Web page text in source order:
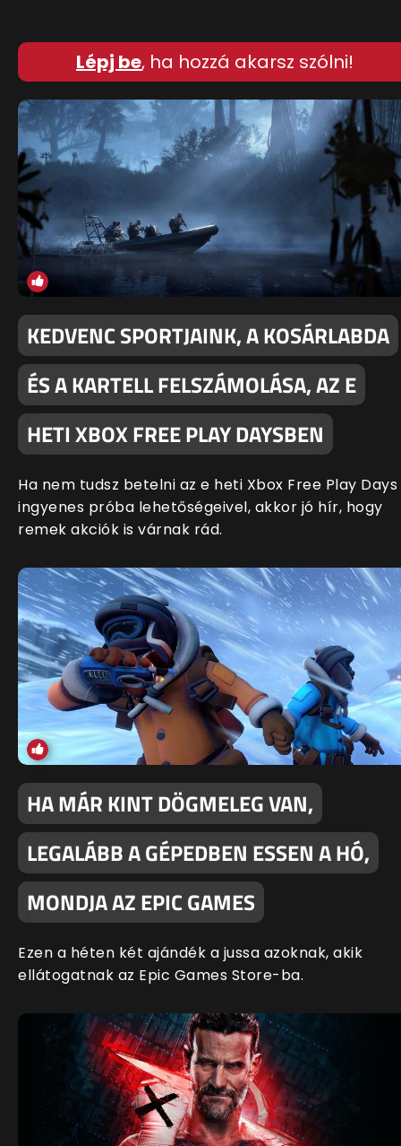
Lépj be, ha hozzá akarsz szólni!
KEDVENC SPORTJAINK, A KOSÁRLABDA
ÉS A KARTELL FELSZÁMOLÁSA, AZ E
HETI XBOX FREE PLAY DAYSBEN
Ha nem tudsz betelni az e heti Xbox Free Play Days
ingyenes próba lehetőségeivel, akkor jó hír, hogy
remek akciók is várnak rád.
HA MÁR KINT DÖGMELEG VAN,
LEGALÁBB A GÉPEDBEN ESSEN A HÓ,
MONDJA AZ EPIC GAMES
Ezen a héten két ajándék a jussa azoknak, akik
ellátogatnak az Epic Games Store-ba.